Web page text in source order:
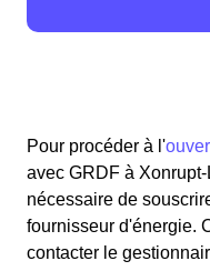
Pour procéder à l'
avec GRDF à
nécessaire de
fournisseur d'énergie.
contacter le